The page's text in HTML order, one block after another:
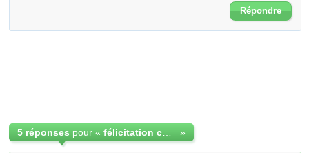
Répondre
5 réponses pour « »